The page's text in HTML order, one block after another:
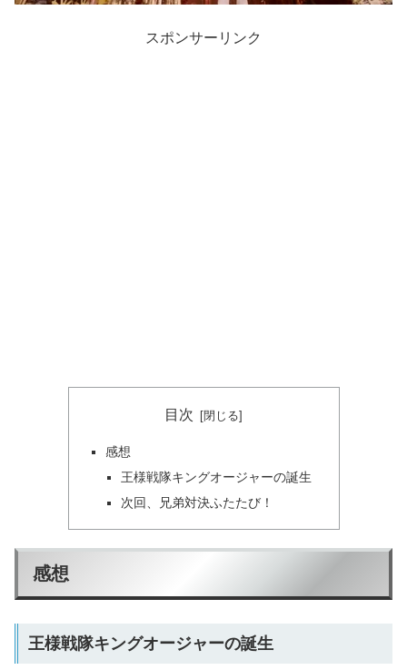
スポンサーリンク
目次
感想
王様戦隊キングオージャーの誕生
次回、兄弟対決ふたたび！
感想
王様戦隊キングオージャーの誕生